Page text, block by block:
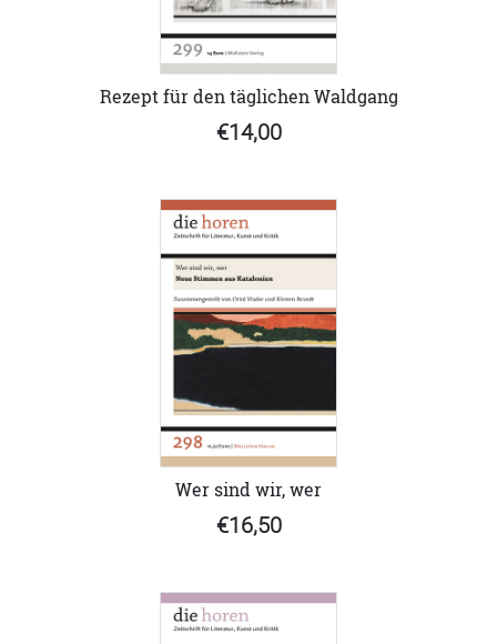
Rezept für den täglichen Waldgang
€14,00
Wer sind wir, wer
€16,50